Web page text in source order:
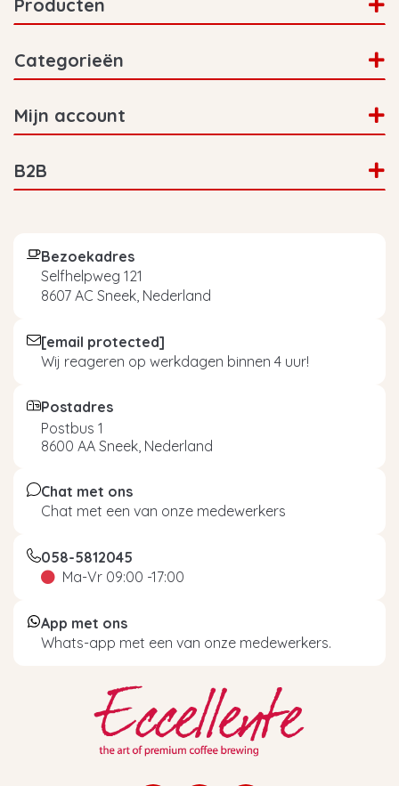
Producten
Categorieën
Mijn account
B2B
Bezoekadres
Selfhelpweg 121
8607 AC Sneek, Nederland
[email protected]
Wij reageren op werkdagen binnen 4 uur!
Postadres
Postbus 1
8600 AA Sneek, Nederland
Chat met ons
Chat met een van onze medewerkers
058-5812045
Ma-Vr 09:00 -17:00
App met ons
Whats-app met een van onze medewerkers.